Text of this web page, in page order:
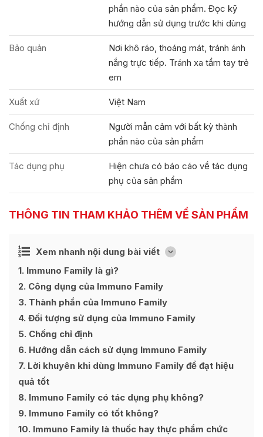
phần nào của sản phẩm. Đọc kỹ
hướng dẫn sử dụng trước khi dùng
Bảo quản
Nơi khô ráo, thoáng mát, tránh ánh
nắng trực tiếp. Tránh xa tầm tay trẻ
em
Xuất xứ Việt Nam
Chống chỉ định
Người mẫn cảm với bất kỳ thành
phần nào của sản phẩm
Tác dụng phụ
Hiện chưa có báo cáo về tác dụng
phụ của sản phẩm
THÔNG TIN THAM KHẢO THÊM VỀ SẢN PHẨM
Xem nhanh nội dung bài viết [
Ẩn
1 Immuno Family là gì?
2 Công dụng của Immuno Family
3 Thành phần của Immuno Family
4 Đối tượng sử dụng của Immuno Family
5 Chống chỉ định
6 Hướng dẫn cách sử dụng Immuno Family
7 Lời khuyên khi dùng Immuno Family để đạt hiệu
quả tốt
8 Immuno Family có tác dụng phụ không?
9 Immuno Family có tốt không?
10 Immuno Family là thuốc hay thực phẩm chức